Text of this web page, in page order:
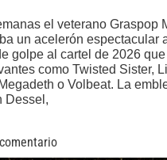
el veterano Graspop
un acelerón espectacular
golpe al cartel de 2026
como Twisted Sister,
o Volbeat. La
Dessel,